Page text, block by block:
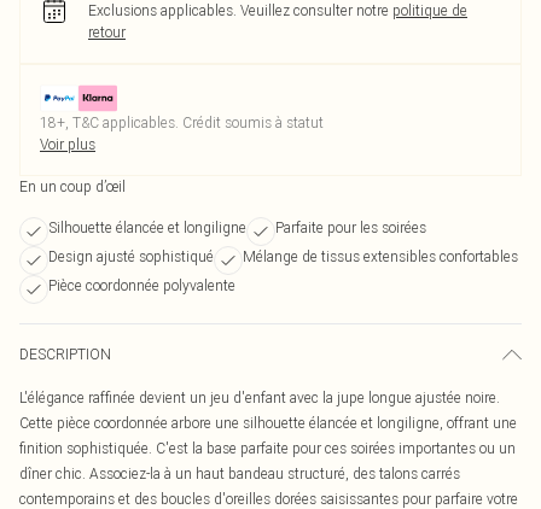
Exclusions applicables. Veuillez consulter notre politique de
retour
18+, T&C applicables. Crédit soumis à statut
Voir plus
En un coup d’œil
Silhouette élancée et longiligne
Parfaite pour les soirées
Design ajusté sophistiqué
Mélange de tissus extensibles confortables
Pièce coordonnée polyvalente
DESCRIPTION
L'élégance raffinée devient un jeu d'enfant avec la jupe longue ajustée noire.
Cette pièce coordonnée arbore une silhouette élancée et longiligne, offrant une
finition sophistiquée. C'est la base parfaite pour ces soirées importantes ou un
dîner chic. Associez-la à un haut bandeau structuré, des talons carrés
contemporains et des boucles d'oreilles dorées saisissantes pour parfaire votre